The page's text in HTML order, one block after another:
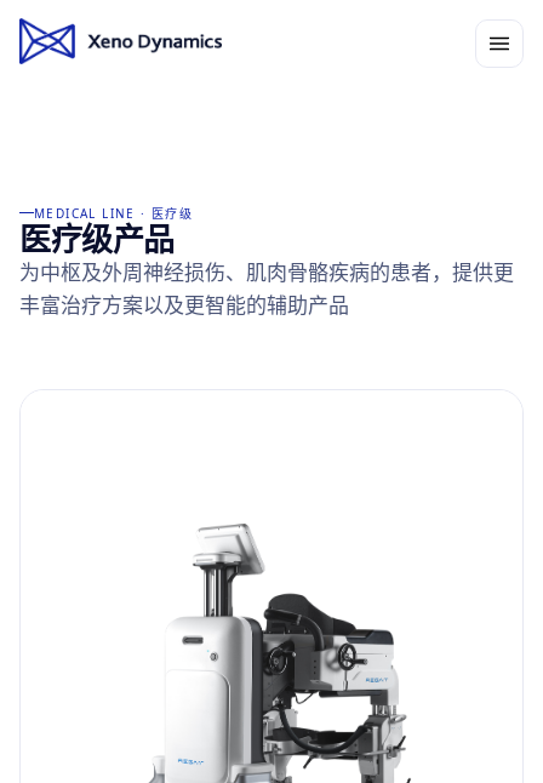
MEDICAL LINE · 医疗级
医疗级产品
为中枢及外周神经损伤、肌肉骨骼疾病的患者，提供更
丰富治疗方案以及更智能的辅助产品